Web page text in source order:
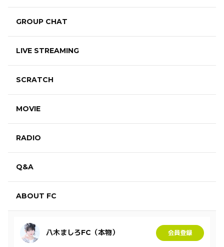
GROUP CHAT
LIVE STREAMING
SCRATCH
MOVIE
RADIO
Q&A
ABOUT FC
八木ましろFC（本物） 会員登録